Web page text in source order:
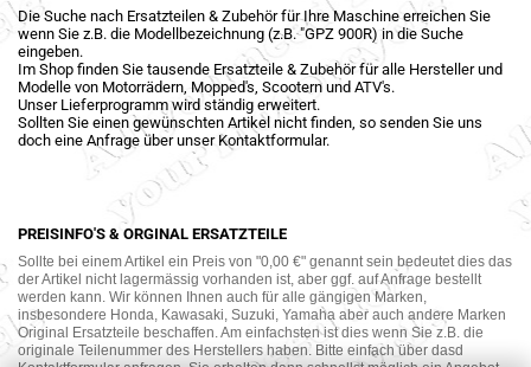
Die Suche nach Ersatzteilen & Zubehör für Ihre Maschine erreichen Sie
wenn Sie z.B. die Modellbezeichnung (z.B. "GPZ 900R) in die Suche
eingeben.
Im Shop finden Sie tausende Ersatzteile & Zubehör für alle Hersteller und
Modelle von Motorrädern, Mopped's, Scootern und ATV's.
Unser Lieferprogramm wird ständig erweitert.
Sollten Sie einen gewünschten Artikel nicht finden, so senden Sie uns
doch eine Anfrage über unser Kontaktformular.
PREISINFO'S & ORGINAL ERSATZTEILE
Sollte bei einem Artikel ein Preis von "0,00 €" genannt sein bedeutet dies das
der Artikel nicht lagermässig vorhanden ist, aber ggf. auf Anfrage bestellt
werden kann. Wir können Ihnen auch für alle gängigen Marken,
insbesondere Honda, Kawasaki, Suzuki, Yamaha aber auch andere Marken
Original Ersatzteile beschaffen. Am einfachsten ist dies wenn Sie z.B. die
originale Teilenummer des Herstellers haben. Bitte einfach über dasd